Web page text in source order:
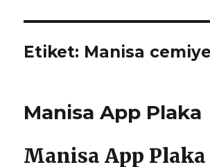
Etiket: Manisa
Manisa App Plaka
Manisa App Plaka